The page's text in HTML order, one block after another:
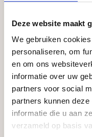
Deze website maakt
We gebruiken
personaliseren, om
en om ons
informatie over uw
partners voor social
partners kunnen
informatie die u aan
verzameld op basis